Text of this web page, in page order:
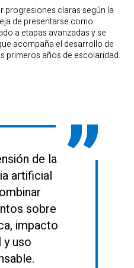
progresiones claras según la
de presentarse como
a etapas avanzadas y se
acompaña el desarrollo de
primeros años de escolaridad.
de la
artificial
sobre
impacto
uso